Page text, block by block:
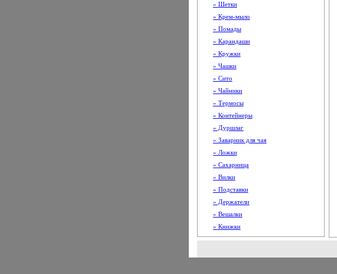
» Шетки
» Крем-мыло
» Помады
» Карандаши
» Кружки
» Чашки
» Сито
» Чайники
» Термосы
» Контейнеры
» Дуршлаг
» Заварник для чая
» Ложки
» Сахарница
» Вилки
» Подставки
» Держатели
» Вешалки
» Книжки